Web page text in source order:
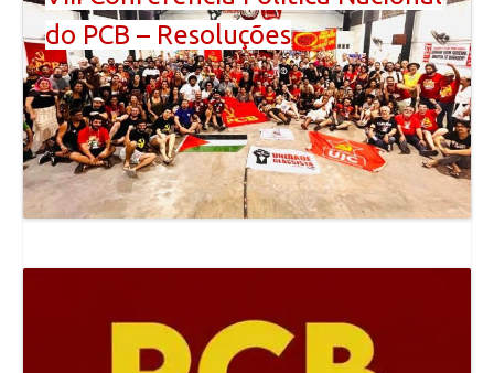
do PCB – Resoluções